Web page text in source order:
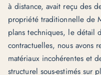
à distance, avait reçu des
propriété traditionnelle de
plans techniques, le détail
contractuelles, nous avons
matériaux incohérentes et
structurel sous-estimés sur